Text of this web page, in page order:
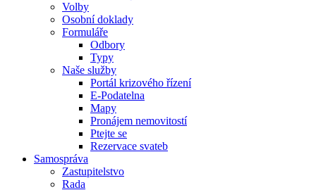
Volby
Osobní doklady
Formuláře
Odbory
Typy
Naše služby
Portál krizového řízení
E-Podatelna
Mapy
Pronájem nemovitostí
Ptejte se
Rezervace svateb
Samospráva
Zastupitelstvo
Rada